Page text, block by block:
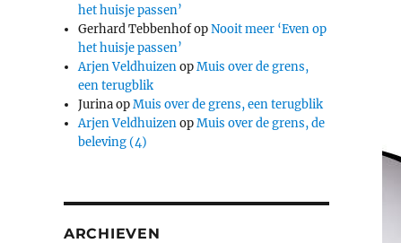
het huisje passen’
Gerhard TebbenhofopNooit meer ‘Even op
het huisje passen’
Arjen VeldhuizenopMuis over de grens,
een terugblik
JurinaopMuis over de grens, een terugblik
Arjen VeldhuizenopMuis over de grens, de
beleving (4)
ARCHIEVEN